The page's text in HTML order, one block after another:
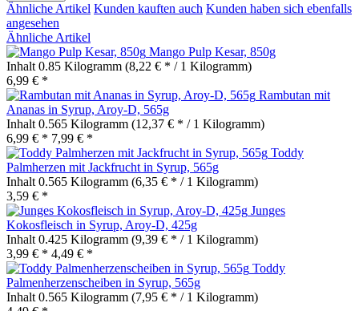
Ähnliche Artikel Kunden kauften auch Kunden haben sich ebenfalls
angesehen
Ähnliche Artikel
Mango Pulp Kesar, 850g
Inhalt 0.85 Kilogramm (8,22 € * / 1 Kilogramm)
6,99 € *
Rambutan mit
Ananas in Syrup, Aroy-D, 565g
Inhalt 0.565 Kilogramm (12,37 € * / 1 Kilogramm)
6,99 € * 7,99 € *
Toddy
Palmherzen mit Jackfrucht in Syrup, 565g
Inhalt 0.565 Kilogramm (6,35 € * / 1 Kilogramm)
3,59 € *
Junges
Kokosfleisch in Syrup, Aroy-D, 425g
Inhalt 0.425 Kilogramm (9,39 € * / 1 Kilogramm)
3,99 € * 4,49 € *
Toddy
Palmenherzenscheiben in Syrup, 565g
Inhalt 0.565 Kilogramm (7,95 € * / 1 Kilogramm)